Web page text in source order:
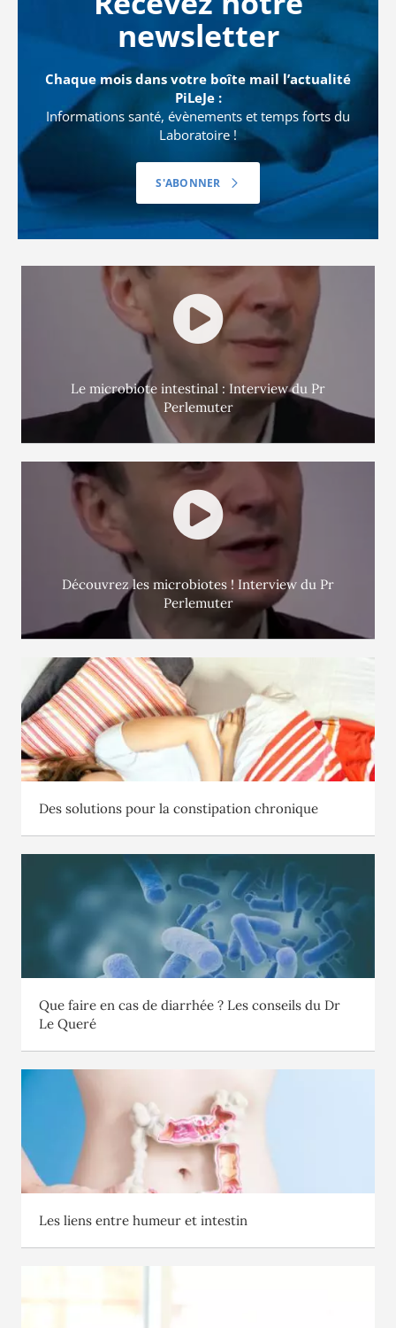
newsletter
Chaque mois dans votre boîte mail l’actualité
PiLeJe :
Informations santé, évènements et temps forts du
Laboratoire !
S'ABONNER
Le microbiote intestinal : Interview du Pr
Perlemuter
Découvrez les microbiotes ! Interview du Pr
Perlemuter
Des solutions pour la constipation chronique
Que faire en cas de diarrhée ? Les conseils du Dr
Le Queré
Les liens entre humeur et intestin